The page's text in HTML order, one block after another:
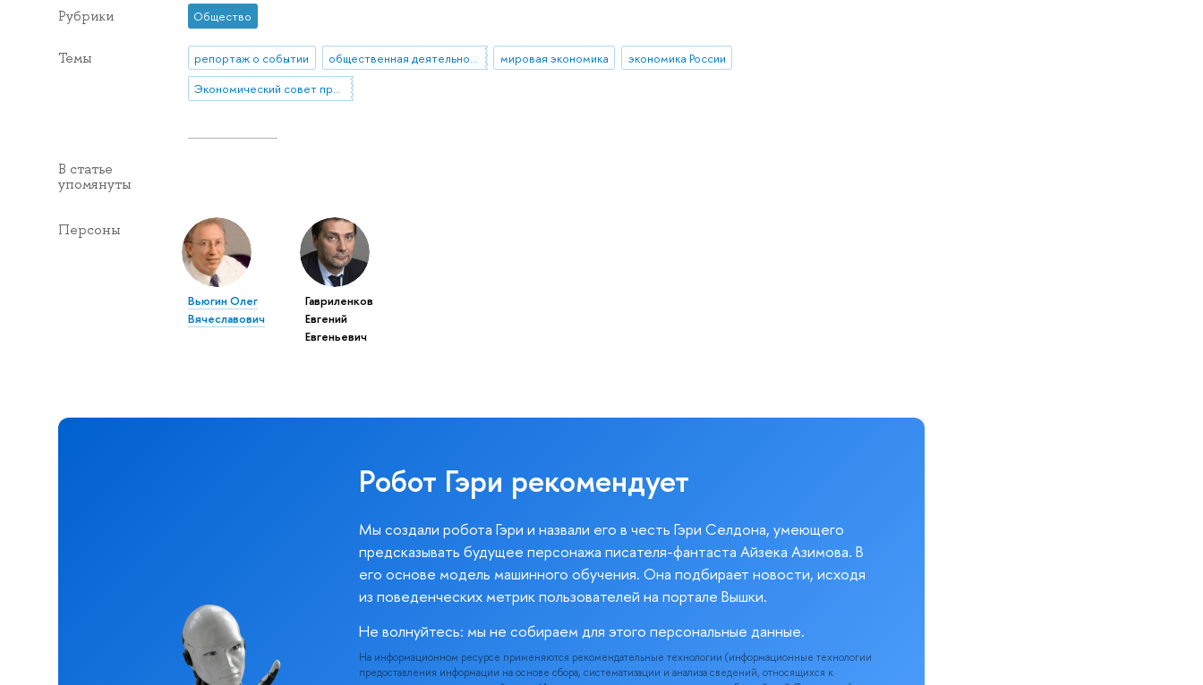
Рубрики Общество
Темы репортаж о событии мировая экономика
экономика России
Экономический совет при Президенте РФ
В статье
упомянуты
Персоны
Вьюгин Олег
Вячеславович
Гавриленков
Евгений
Евгеньевич
Робот Гэри рекомендует
Мы создали робота Гэри и назвали его в честь Гэри Селдона, умеющего
предсказывать будущее персонажа писателя-фантаста Айзека Азимова. В
его основе модель машинного обучения. Она подбирает новости, исходя
из поведенческих метрик пользователей на портале Вышки.
Не волнуйтесь: мы не собираем для этого персональные данные.
На информационном ресурсе применяются рекомендательные технологии (информационные технологии
предоставления информации на основе сбора, систематизации и анализа сведений, относящихся к